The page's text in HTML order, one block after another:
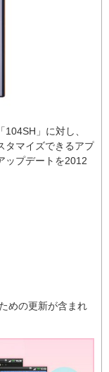
」に対し、
タマイズできるアプ
ップデートを2012
めの更新が含まれ